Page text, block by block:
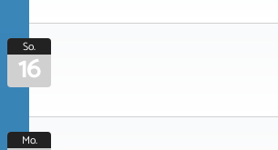
So.
16
Mo.